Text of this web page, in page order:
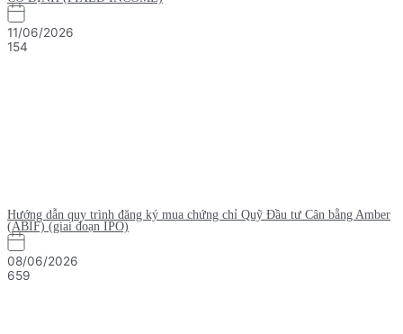
11/06/2026
154
Hướng dẫn quy trình đăng ký mua chứng chỉ Quỹ Đầu tư Cân bằng Amber
(ABIF) (giai đoạn IPO)
08/06/2026
659